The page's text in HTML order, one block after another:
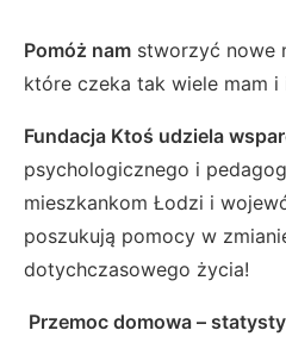
Pomóż nam stworzyć nowe
które czeka tak wiele mam i
Fundacja Ktoś udziela
psychologicznego i
mieszkankom Łodzi i
poszukują pomocy w
dotychczasowego życia!
Przemoc domowa –